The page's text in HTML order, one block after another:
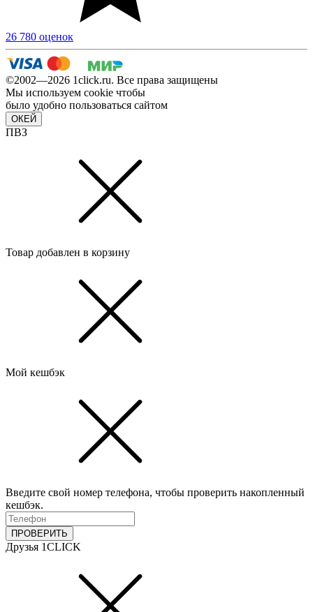
26 780 оценок
©2002—2026 1сlick.ru. Все права защищены
Мы используем cookie чтобы
было удобно пользоваться сайтом
ОКЕЙ
ПВЗ
Товар добавлен в корзину
Мой кешбэк
Введите свой номер телефона, чтобы проверить накопленный
кешбэк.
ПРОВЕРИТЬ
Друзья 1CLICK